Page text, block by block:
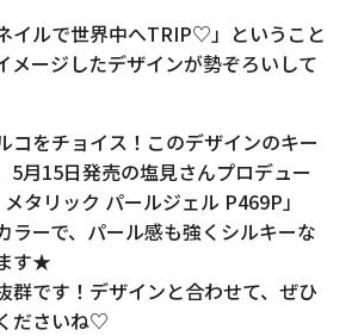
イルで世界中へTRIP♡」ということ
メージしたデザインが勢ぞろいして
コをチョイス！このデザインのキー
5月15日発売の塩見さんプロデュー
タリック パールジェル P469P」
ラーで、パール感も強くシルキーな
す★
群です！デザインと合わせて、ぜひ
ださいね♡